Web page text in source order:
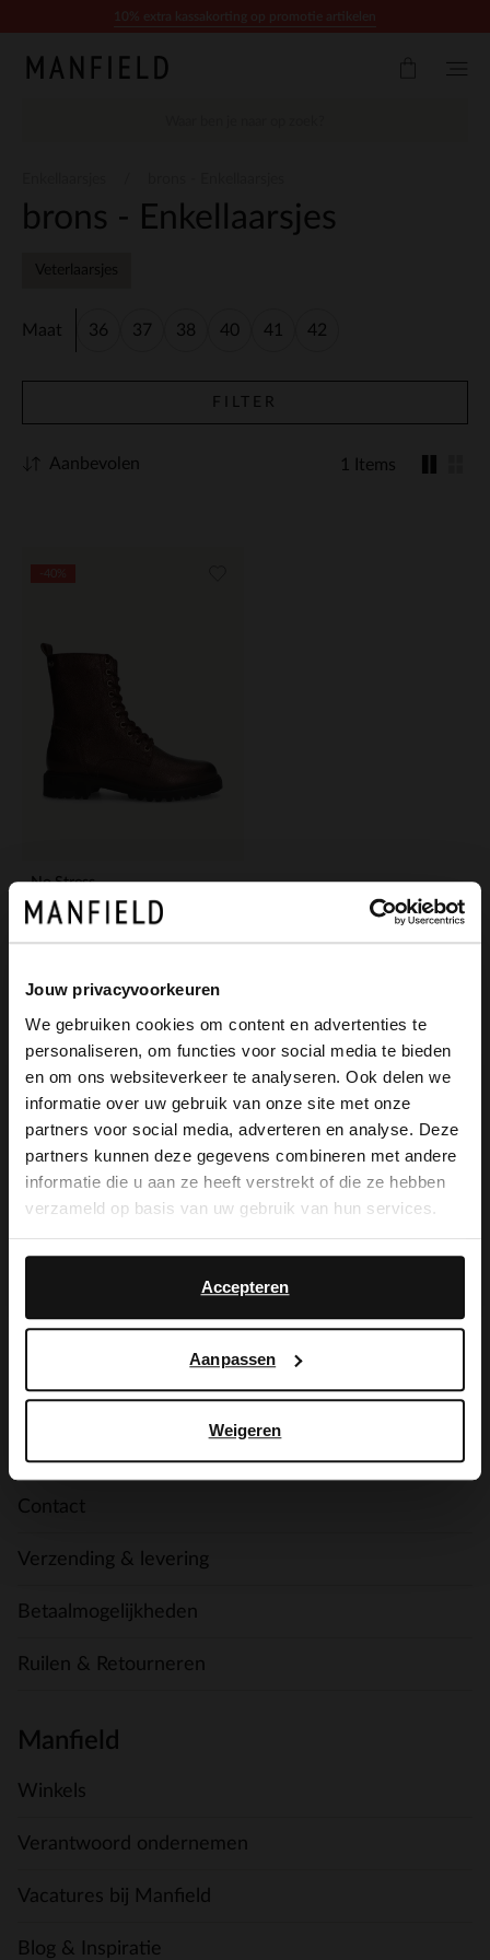
Jouw privacyvoorkeuren
We gebruiken cookies om content en advertenties te
personaliseren, om functies voor social media te bieden
en om ons websiteverkeer te analyseren. Ook delen we
informatie over uw gebruik van onze site met onze
partners voor social media, adverteren en analyse. Deze
partners kunnen deze gegevens combineren met andere
informatie die u aan ze heeft verstrekt of die ze hebben
verzameld op basis van uw gebruik van hun services.
Accepteren
Aanpassen
Weigeren
brons - Enkellaarsjes
Veterlaarsjes
Maat 36 37 38 40 41 42
FILTER
1 Items
Aanbevolen
No Stress
Bronskleurige leren veterlaarsjes
139.98
83.99
De My Manfield
voordelen wachten
op je.
AANMELDEN MY MANFIELD
Meer over My Manfield
Service
Contact
Verzending & levering
Betaalmogelijkheden
Ruilen & Retourneren
Manfield
Winkels
Verantwoord ondernemen
Vacatures bij Manfield
Blog & Inspiratie
×
View this website in English?
It looks like your language isn't Dutch. Would
you like to switch to English?
English